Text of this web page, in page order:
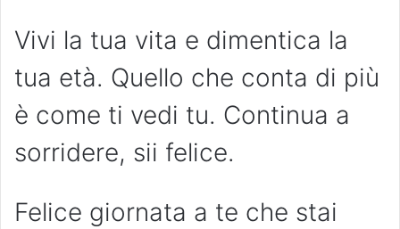
Vivi la tua vita e dimentica la
tua età. Quello che conta di più
è come ti vedi tu. Continua a
sorridere, sii felice.
Felice giornata a te che stai